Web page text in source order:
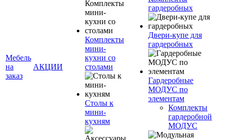
Мебель
на
заказ
АКЦИИ
Комплекты
мини-
кухни со
столами
Столы к
мини-
кухням
гардеробных
Двери-купе для
гардеробных
Гардеробные
МОДУС по
элементам
Комплекты
гардеробной
МОДУС